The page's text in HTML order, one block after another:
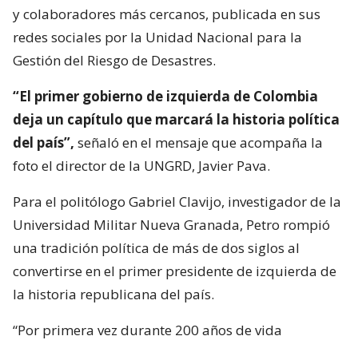
y colaboradores más cercanos, publicada en sus
redes sociales por la Unidad Nacional para la
Gestión del Riesgo de Desastres.
“El primer gobierno de izquierda de Colombia
deja un capítulo que marcará la historia política
del país”, señaló en el mensaje que acompaña la
foto el director de la UNGRD, Javier Pava.
Para el politólogo Gabriel Clavijo, investigador de la
Universidad Militar Nueva Granada, Petro rompió
una tradición política de más de dos siglos al
convertirse en el primer presidente de izquierda de
la historia republicana del país.
“Por primera vez durante 200 años de vida